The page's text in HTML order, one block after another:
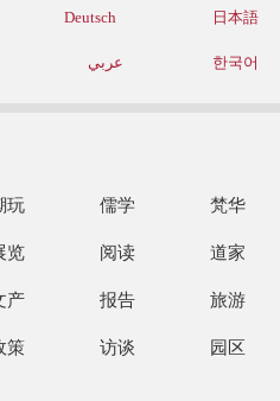
Deutsch 日本語
عربي 한국어
玩 儒学 梵华
览 阅读 道家
产 报告 旅游
策 访谈 园区